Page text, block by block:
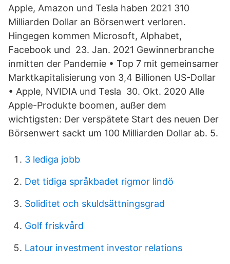
Apple, Amazon und Tesla haben 2021 310
Milliarden Dollar an Börsenwert verloren.
Hingegen kommen Microsoft, Alphabet,
Facebook und 23. Jan. 2021 Gewinnerbranche
inmitten der Pandemie • Top 7 mit gemeinsamer
Marktkapitalisierung von 3,4 Billionen US-Dollar
• Apple, NVIDIA und Tesla 30. Okt. 2020 Alle
Apple-Produkte boomen, außer dem
wichtigsten: Der verspätete Start des neuen Der
Börsenwert sackt um 100 Milliarden Dollar ab. 5.
3 lediga jobb
Det tidiga språkbadet rigmor lindö
Soliditet och skuldsättningsgrad
Golf friskvård
Latour investment investor relations